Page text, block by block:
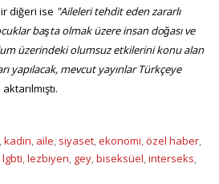
diğeri ise "Aileleri tehdit eden zararlı
başta olmak üzere insan doğası ve
üzerindeki olumsuz etkilerini konu alan
yapılacak, mevcut yayınlar Türkçeye
,kadın, aile, siyaset,ekonomi,özel haber,
lgbti,lezbiyen, gey,biseksüel,interseks,